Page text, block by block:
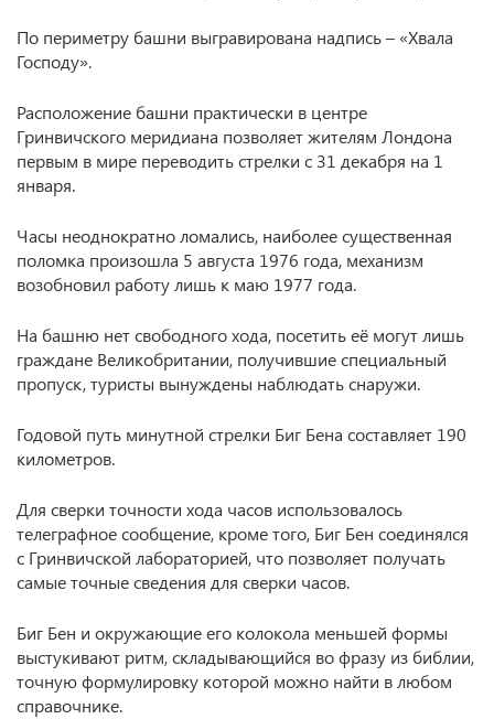
По периметру башни выгравирована надпись – «Хвала
Господу».
Расположение башни практически в центре
Гринвичского меридиана позволяет жителям Лондона
первым в мире переводить стрелки с 31 декабря на 1
января.
Часы неоднократно ломались, наиболее существенная
поломка произошла 5 августа 1976 года, механизм
возобновил работу лишь к маю 1977 года.
На башню нет свободного хода, посетить её могут лишь
граждане Великобритании, получившие специальный
пропуск, туристы вынуждены наблюдать снаружи.
Годовой путь минутной стрелки Биг Бена составляет 190
километров.
Для сверки точности хода часов использовалось
телеграфное сообщение, кроме того, Биг Бен соединялся
с Гринвичской лабораторией, что позволяет получать
самые точные сведения для сверки часов.
Биг Бен и окружающие его колокола меньшей формы
выстукивают ритм, складывающийся во фразу из библии,
точную формулировку которой можно найти в любом
справочнике.